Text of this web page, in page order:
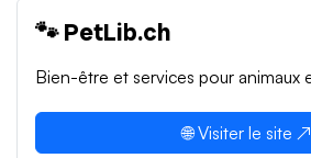
🐾 PetLib.ch
Bien-être et services pour animaux
🌐 Visiter le site ↗